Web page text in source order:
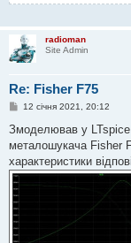
radioman
Site Admin
Re: Fisher F75
П
в
д
о
м
н
н
12 січня 2021, 20:12
Змоделював у
металошукача Fisher
характеристики